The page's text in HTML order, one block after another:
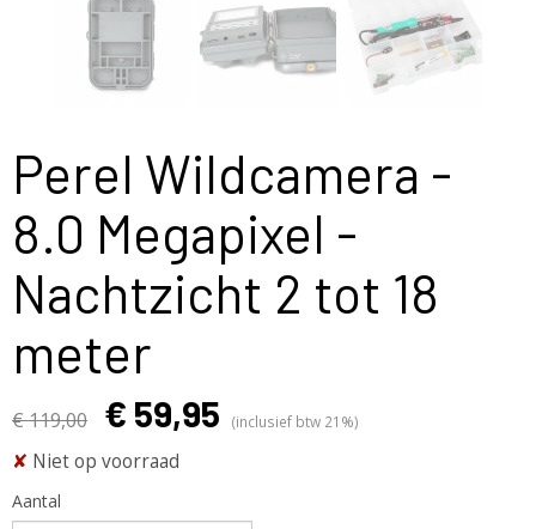
Perel Wildcamera -
8.0 Megapixel -
Nachtzicht 2 tot 18
meter
€ 119,00 € 59,95 (inclusief btw 21%)
✘ Niet op voorraad
Aantal